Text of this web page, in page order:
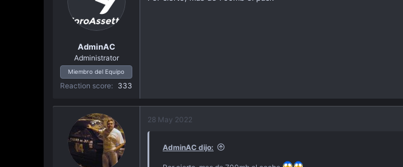
AdminAC
Administrator
Miembro del Equipo
Reaction score 333
28 May 2022
AdminAC dijo: